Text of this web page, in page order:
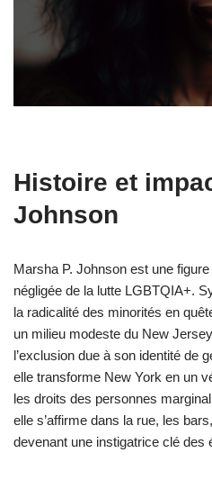
Histoire et
Johnson
Marsha P. Johnson est une
négligée de la lutte LGBTQIA+.
la radicalité des minorités en
un milieu modeste du New
l’exclusion due à son identité de
elle transforme New York en un
les droits des personnes
elle s’affirme dans la rue, les
devenant une instigatrice clé des